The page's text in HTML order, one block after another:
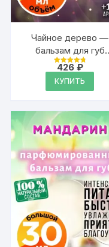
Чайное дерево —
бальзам для губ
Аурасо, 30 мл
Оценка
из 5
426 ₽
КУПИТЬ